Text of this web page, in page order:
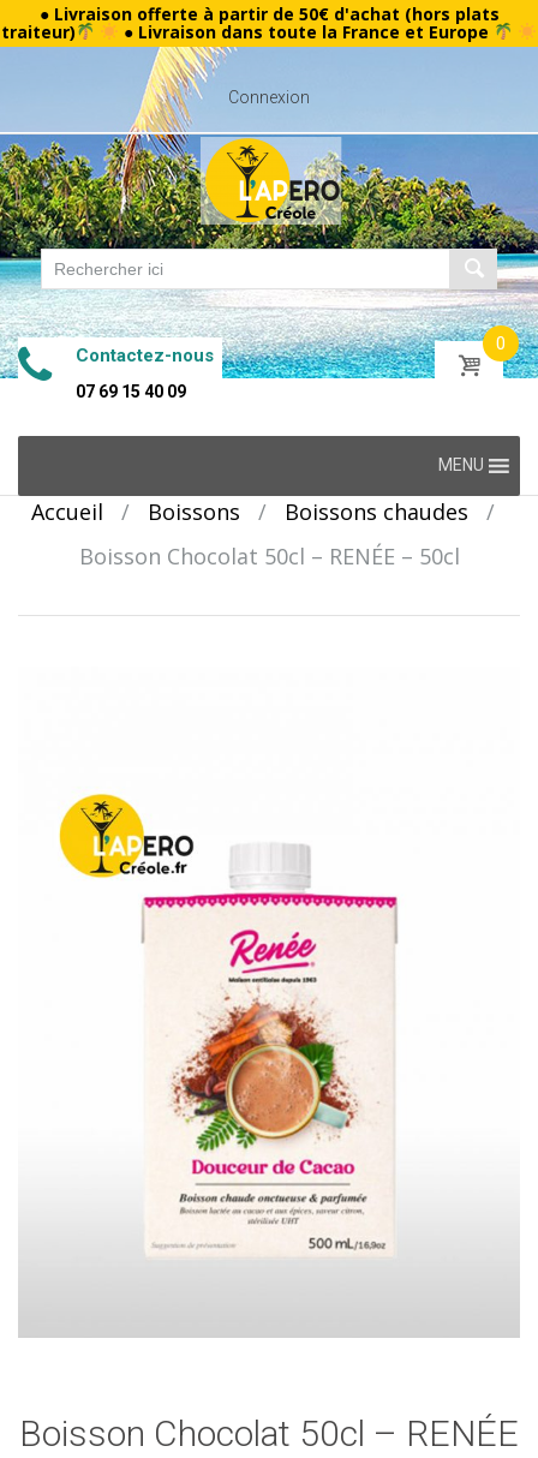
● Livraison offerte à partir de 50€ d'achat (hors plats
traiteur) ● Livraison dans toute la France et Europe
Connexion
Contactez-nous
07 69 15 40 09
0
content
MENU
Accueil / Boissons / Boissons chaudes
/
Boisson Chocolat 50cl – RENÉE – 50cl
Boisson Chocolat 50cl – RENÉE